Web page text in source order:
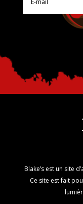
Blake’s est un site
Ce site est fait